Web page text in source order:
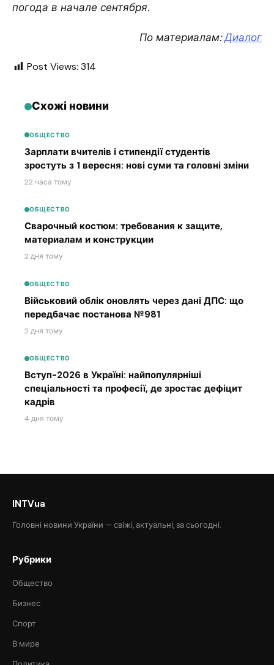
погода в начале сентября.
По материалам:Диалог
Post Views: 314
Схожі новини
ОБЩЕСТВО
Зарплати вчителів і стипендії студентів
зростуть з 1 вересня: нові суми та головні зміни
22 часа тому
ОБЩЕСТВО
Сварочный костюм: требования к защите,
материалам и конструкции
2 дня тому
ОБЩЕСТВО
Військовий облік оновлять через дані ДПС: що
передбачає постанова №981
2 дня тому
ОБЩЕСТВО
Вступ-2026 в Україні: найпопулярніші
спеціальності та професії, де зростає дефіцит
кадрів
4 дня тому
INTVua
Головні новини України — свіжі, актуальні, за сьогодні.
Рубрики
Общество
Бизнес
Спорт
В мире